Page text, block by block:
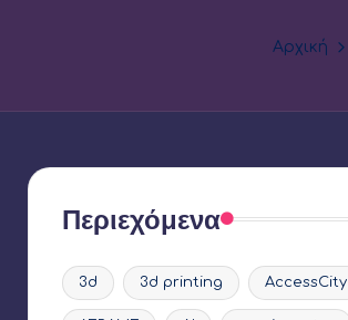
Αρχική
Περιεχόμενα
3d 3d printing AccessCity